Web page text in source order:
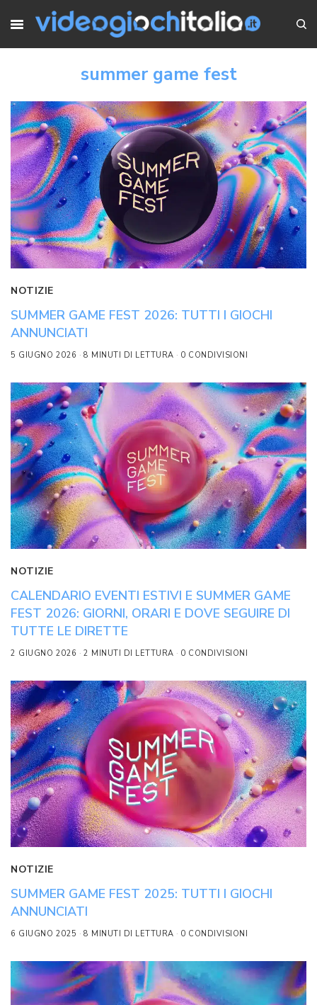
summer game fest
NOTIZIE
SUMMER GAME FEST 2026: TUTTI I GIOCHI
ANNUNCIATI
5 GIUGNO 2026 8 MINUTI DI LETTURA 0 CONDIVISIONI
NOTIZIE
CALENDARIO EVENTI ESTIVI E SUMMER GAME
FEST 2026: GIORNI, ORARI E DOVE SEGUIRE DI
TUTTE LE DIRETTE
2 GIUGNO 2026 2 MINUTI DI LETTURA 0 CONDIVISIONI
NOTIZIE
SUMMER GAME FEST 2025: TUTTI I GIOCHI
ANNUNCIATI
6 GIUGNO 2025 8 MINUTI DI LETTURA 0 CONDIVISIONI